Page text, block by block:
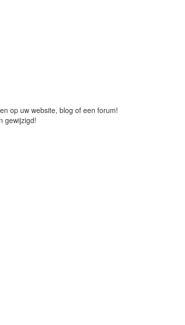
op uw website, blog of een forum!
gewijzigd!